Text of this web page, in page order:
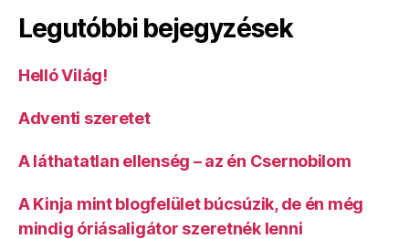
Legutóbbi bejegyzések
Helló Világ!
Adventi szeretet
A láthatatlan ellenség – az én Csernobilom
A Kinja mint blogfelület búcsúzik, de én még
mindig óriásaligátor szeretnék lenni